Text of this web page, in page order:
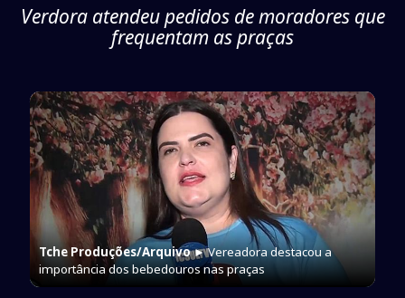
Verdora atendeu pedidos de moradores que
frequentam as praças
Tche Produções/Arquivo► Vereadora destacou a
importância dos bebedouros nas praças